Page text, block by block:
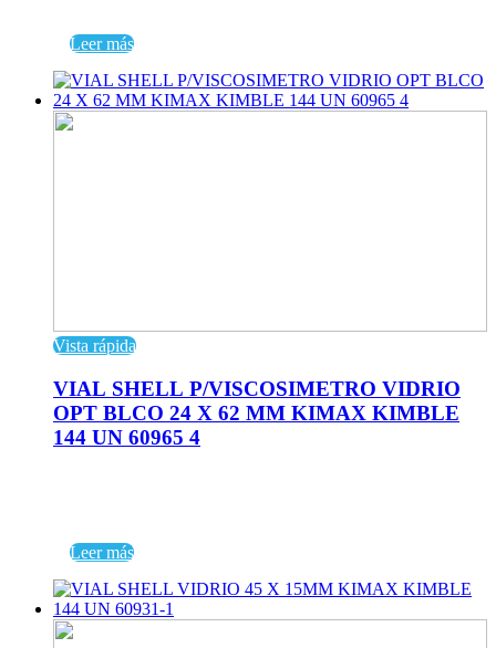
Leer más
Vista rápida
VIAL SHELL P/VISCOSIMETRO VIDRIO
OPT BLCO 24 X 62 MM KIMAX KIMBLE
144 UN 60965 4
Leer más